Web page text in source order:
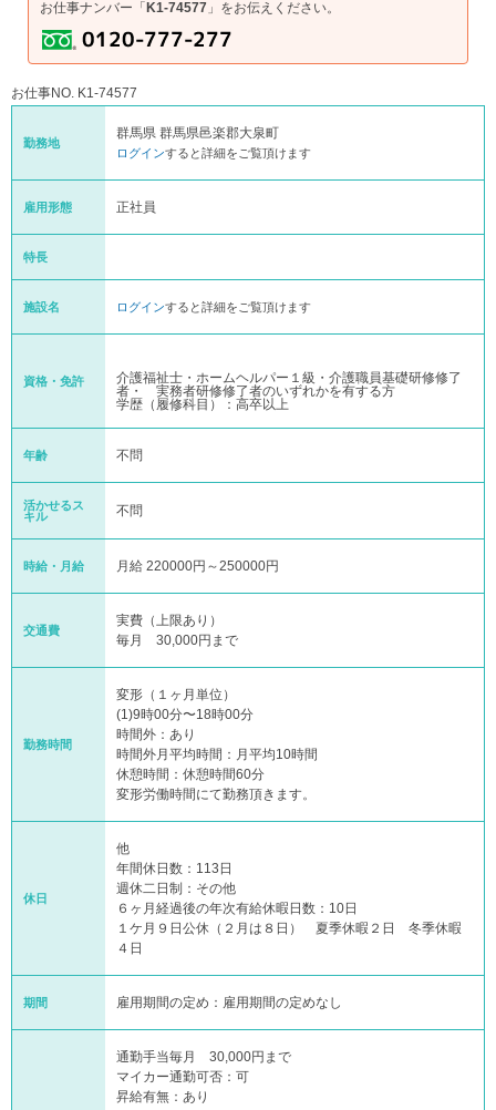
お仕事ナンバー「 K1-74577 」をお伝えください。
お仕事NO. K1-74577
勤務地
群馬県 群馬県邑楽郡大泉町
ログインすると詳細をご覧頂けます
雇用形態 正社員
特長
施設名 ログインすると詳細をご覧頂けます
資格・免許
介護福祉士・ホームヘルパー１級・介護職員基礎研修修了
者・ 実務者研修修了者のいずれかを有する方
学歴（履修科目）：高卒以上
年齢 不問
活かせるス
キル
不問
時給・月給 月給 220000円～250000円
交通費
実費（上限あり）
毎月 30,000円まで
勤務時間
変形（１ヶ月単位）
(1)9時00分〜18時00分
時間外：あり
時間外月平均時間：月平均10時間
休憩時間：休憩時間60分
変形労働時間にて勤務頂きます。
休日
他
年間休日数：113日
週休二日制：その他
６ヶ月経過後の年次有給休暇日数：10日
１ケ月９日公休（２月は８日） 夏季休暇２日 冬季休暇
４日
期間 雇用期間の定め：雇用期間の定めなし
通勤手当毎月 30,000円まで
マイカー通勤可否：可
昇給有無：あり